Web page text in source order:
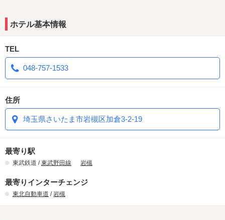
ホテル基本情報
TEL
048-757-1533
住所
埼玉県さいたま市岩槻区加倉3-2-19
最寄り駅
東武鉄道 /東武野田線 岩槻
最寄りインターチェンジ
東北自動車道 /岩槻